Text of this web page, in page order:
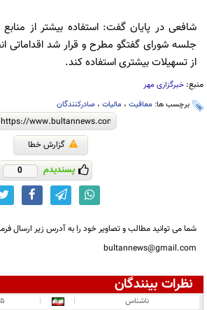
شافعی در پایان گفت: استفاده بیشتر از
جلسه شورای گفتگو مطرح و قرار شد اقداماتی
از تسهیلات بیشتری استفاده کند.
منبع: خبرگزاری مهر
برچسب ها: معافیت ، مالیات ، صادرکنندگان
گزارش خطا
پسندیدم 0
شما می توانید مطالب و تصاویر خود را به آدرس زیر ارسال
bultannews@gmail.com
نظرات بینندگان
ناشناس |
|